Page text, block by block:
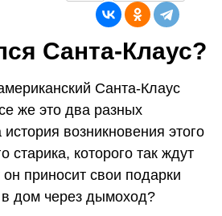
Санта-Клаус?
Санта-Клаус
же это два разных
возникновения этого
старика, которого так ждут
приносит свои подарки
в дом через дымоход?